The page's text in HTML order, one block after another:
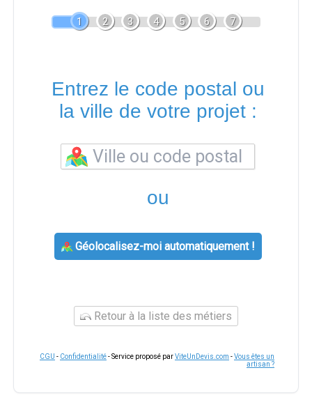
1 2 3 4 5 6 7
Entrez le code postal ou
la ville de votre projet :
ou
Géolocalisez-moi automatiquement !
Retour à la liste des métiers
CGU - Confidentialité- Service proposé parViteUnDevis.com -Vous êtes un
artisan ?